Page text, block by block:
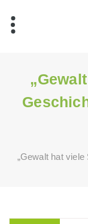
Inhalt
springen
„Gewalt hat